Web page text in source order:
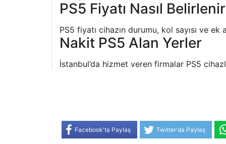
PS5 Fiyatı Nasıl
PS5 fiyatı cihazın durumu, kol sayısı ve
Nakit PS5 Alan Yerler
İstanbul’da hizmet veren firmalar PS5
Facebook'ta Paylaş Twitter'da Paylaş